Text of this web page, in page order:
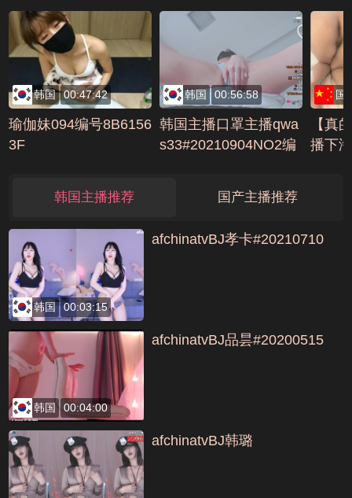
A87A281
韩国 00:47:42
瑜伽妹094编号8B6156
3F
韩国 00:56:58
韩国主播口罩主播qwa
s33#20210904NO2编
国
【真
播下
韩国主播推荐 国产主播推荐
韩国 00:03:15
afchinatvBJ孝卡#20210710
韩国 00:04:00
afchinatvBJ品昙#20200515
afchinatvBJ韩璐